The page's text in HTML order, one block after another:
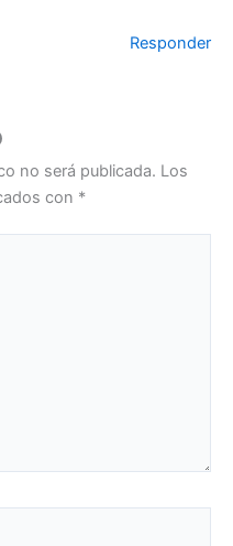
Responder
no será publicada. Los
con *